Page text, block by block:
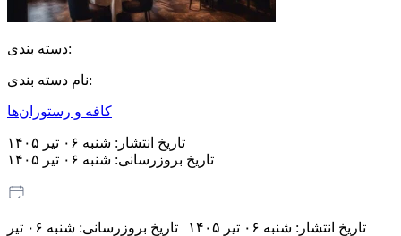
دسته بندی:
نام دسته بندی:
کافه و رستوران‌ها
تاریخ انتشار: شنبه ۰۶ تیر ۱۴۰۵
تاریخ بروزرسانی: شنبه ۰۶ تیر ۱۴۰۵
تاریخ انتشار: شنبه ۰۶ تیر ۱۴۰۵ | تاریخ بروزرسانی:
شنبه ۰۶ تیر